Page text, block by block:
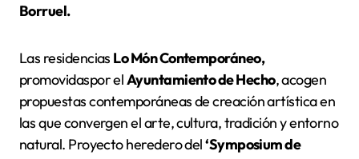
Borruel.
Las residencias Lo Món Contemporáneo,
promovidaspor elAyuntamiento de Hecho, acogen
propuestas contemporáneas de creación artística en
las que convergen el arte, cultura, tradición y entorno
natural. Proyecto heredero del‘Symposium de